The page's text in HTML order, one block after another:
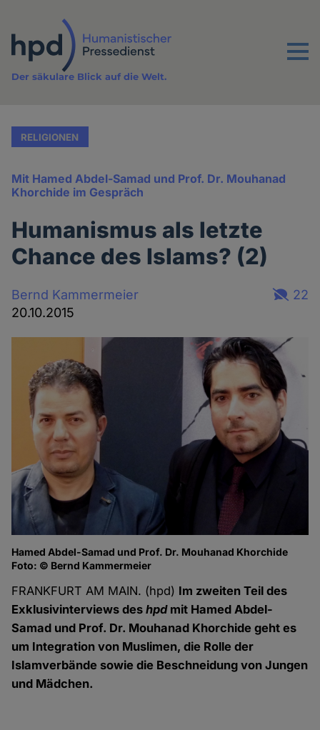
Inhalt
Menu
Der säkulare Blick auf die Welt.
RELIGIONEN
Mit Hamed Abdel-Samad und Prof. Dr. Mouhanad
Khorchide im Gespräch
Humanismus als letzte
Chance des Islams? (2)
Bernd Kammermeier
20.10.2015
22
Hamed Abdel-Samad und Prof. Dr. Mouhanad Khorchide
Foto: © Bernd Kammermeier
FRANKFURT AM MAIN. (hpd) Im zweiten Teil des
Exklusivinterviews deshpdmit Hamed Abdel-
Samad und Prof. Dr. Mouhanad Khorchide geht es
um Integration von Muslimen, die Rolle der
Islamverbände sowie die Beschneidung von Jungen
und Mädchen.